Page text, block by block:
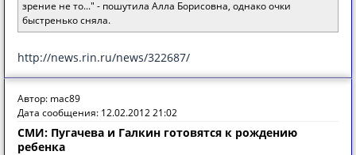
зрение не то..." - пошутила Алла Борисовна, однако очки
быстренько сняла.
http://news.rin.ru/news/322687/
Автор: mac89
Дата сообщения: 12.02.2012 21:02
СМИ: Пугачева и Галкин готовятся к рождению
ребенка